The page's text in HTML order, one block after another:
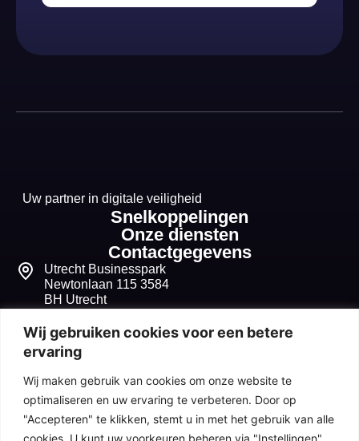
Wij gebruiken cookies voor een betere
ervaring
Wij maken gebruik van cookies om onze website te
optimaliseren en uw ervaring te verbeteren. Door op
"Accepteren" te klikken, stemt u in met het gebruik van alle
cookies. U kunt uw voorkeuren beheren via "Instellingen".
Uw partner in digitale veiligheid
Snelkoppelingen
Onze diensten
Contactgegevens
Utrecht Businesspark
Newtonlaan 115 3584
BH Utrecht
+31 30 268 1099
info@seqvitum.nl
91518210
NL865680632B01